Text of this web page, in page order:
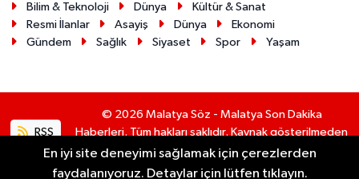
Bilim & Teknoloji Dünya
Kültür & Sanat
Resmi İlanlar
Asayiş Dünya
Ekonomi
Gündem
Sağlık Siyaset Spor Yaşam
RSS
© 2026 Malatya Söz - Malatya Son Dakika
Haberleri. Tüm hakları saklıdır. Kaynak gösterilmeden
alıntı yapılamaz.
En iyi site deneyimi sağlamak için çerezlerden
faydalanıyoruz. Detaylar için lütfen tıklayın.